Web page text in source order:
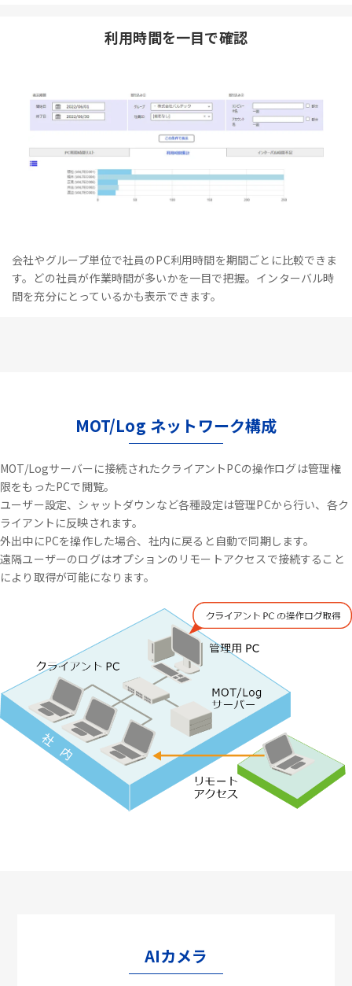
利用時間を一目で確認
会社やグループ単位で社員のPC利用時間を期間ごとに比較できま
す。どの社員が作業時間が多いかを一目で把握。インターバル時
間を充分にとっているかも表示できます。
MOT/Log ネットワーク構成
MOT/Logサーバーに接続されたクライアントPCの操作ログは管理権
限をもったPCで閲覧。
ユーザー設定、シャットダウンなど各種設定は管理PCから行い、各ク
ライアントに反映されます。
外出中にPCを操作した場合、社内に戻ると自動で同期します。
遠隔ユーザーのログはオプションのリモートアクセスで接続すること
により取得が可能になります。
AIカメラ